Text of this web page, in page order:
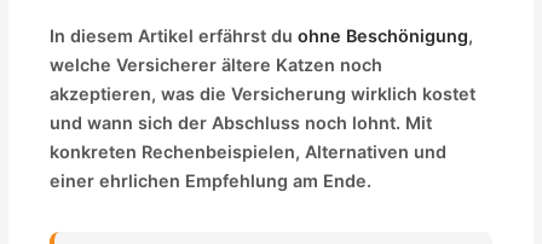
In diesem Artikel erfährst duohne Beschönigung,
welche Versicherer ältere Katzen noch
akzeptieren, was die Versicherung wirklich kostet
und wann sich der Abschluss noch lohnt. Mit
konkreten Rechenbeispielen, Alternativen und
einer ehrlichen Empfehlung am Ende.